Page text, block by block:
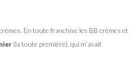
En toute franchise les BB crèmes et
(la toute première), qui m’avait